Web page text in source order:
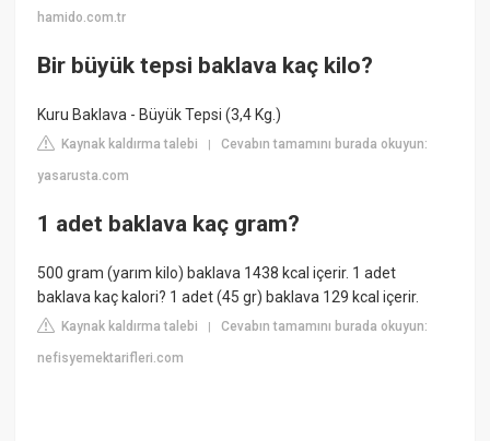
hamido.com.tr
Bir büyük tepsi baklava kaç kilo?
Kuru Baklava - Büyük Tepsi (3,4 Kg.)
Kaynak kaldırma talebi |Cevabın tamamını burada okuyun:
yasarusta.com
1 adet baklava kaç gram?
500 gram (yarım kilo) baklava 1438 kcal içerir. 1 adet
baklava kaç kalori? 1 adet (45 gr) baklava 129 kcal içerir.
Kaynak kaldırma talebi |Cevabın tamamını burada okuyun:
nefisyemektarifleri.com